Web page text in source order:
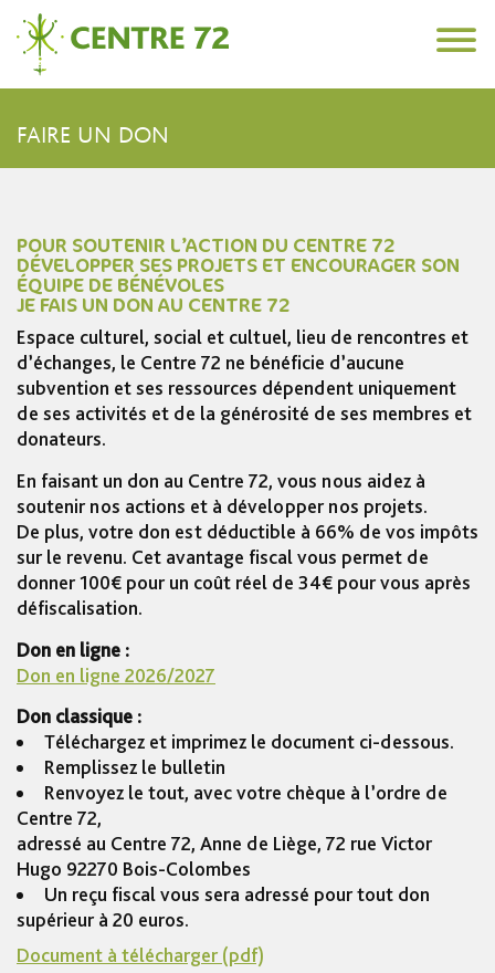
to
content
Centre
Site
du
de
rencontre
et
de
partage
à
Bois-
Colombes
72
FAIRE UN DON
POUR SOUTENIR L’ACTION DU CENTRE 72
DÉVELOPPER SES PROJETS ET ENCOURAGER SON
ÉQUIPE DE BÉNÉVOLES
JE FAIS UN DON AU CENTRE 72
Espace culturel, social et cultuel, lieu de rencontres et
d’échanges, le Centre 72 ne bénéficie d’aucune
subvention et ses ressources dépendent uniquement
de ses activités et de la générosité de ses membres et
donateurs.
En faisant un don au Centre 72, vous nous aidez à
soutenir nos actions et à développer nos projets.
De plus, votre don est déductible à 66% de vos impôts
sur le revenu. Cet avantage fiscal vous permet de
donner 100€ pour un coût réel de 34€ pour vous après
défiscalisation.
Don en ligne :
Don en ligne 2026/2027
Don classique :
Téléchargez et imprimez le document ci-dessous.
Remplissez le bulletin
Renvoyez le tout, avec votre chèque à l’ordre de
Centre 72,
adressé au Centre 72, Anne de Liège, 72 rue Victor
Hugo 92270 Bois-Colombes
Un reçu fiscal vous sera adressé pour tout don
supérieur à 20 euros.
Document à télécharger (pdf)